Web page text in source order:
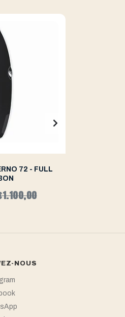
72 - FULL
NOUS